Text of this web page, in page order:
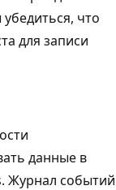
что
для записи
данные в
Журнал событий